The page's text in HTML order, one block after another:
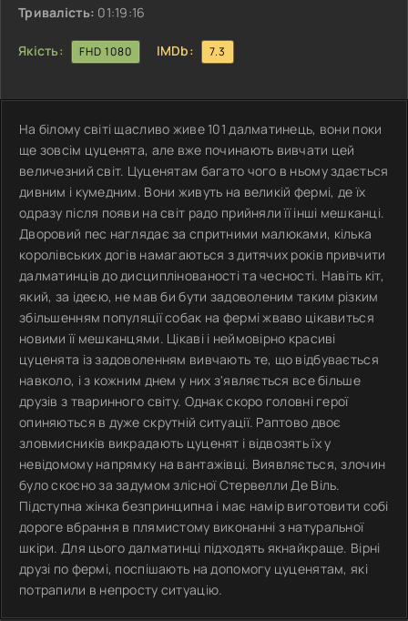
Тривалість: 01:19:16
Якість: FHD 1080 IMDb: 7.3
На білому світі щасливо живе 101 далматинець, вони поки
ще зовсім цуценята, але вже починають вивчати цей
величезний світ. Цуценятам багато чого в ньому здається
дивним і кумедним. Вони живуть на великій фермі, де їх
одразу після появи на світ радо прийняли її інші мешканці.
Дворовий пес наглядає за спритними малюками, кілька
королівських догів намагаються з дитячих років привчити
далматинців до дисциплінованості та чесності. Навіть кіт,
який, за ідеєю, не мав би бути задоволеним таким різким
збільшенням популяції собак на фермі жваво цікавиться
новими її мешканцями. Цікаві і неймовірно красиві
цуценята із задоволенням вивчають те, що відбувається
навколо, і з кожним днем у них з'являється все більше
друзів з тваринного світу. Однак скоро головні герої
опиняються в дуже скрутній ситуації. Раптово двоє
зловмисників викрадають цуценят і відвозять їх у
невідомому напрямку на вантажівці. Виявляється, злочин
було скоєно за задумом злісної Стервелли Де Віль.
Підступна жінка безпринципна і має намір виготовити собі
дороге вбрання в плямистому виконанні з натуральної
шкіри. Для цього далматинці підходять якнайкраще. Вірні
друзі по фермі, поспішають на допомогу цуценятам, які
потрапили в непросту ситуацію.